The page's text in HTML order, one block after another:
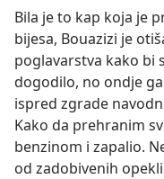
Bila je to kap koja je
bijesa, Bouazizi je
poglavarstva kako bi
dogodilo, no ondje
ispred zgrade
Kako da prehranim
benzinom i zapalio.
od zadobivenih